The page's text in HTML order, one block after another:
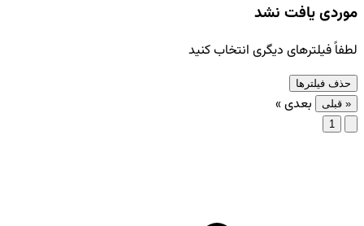
موردی یافت نشد
لطفاً فیلترهای دیگری انتخاب کنید
حذف فیلترها
« قبلی
بعدی »
1